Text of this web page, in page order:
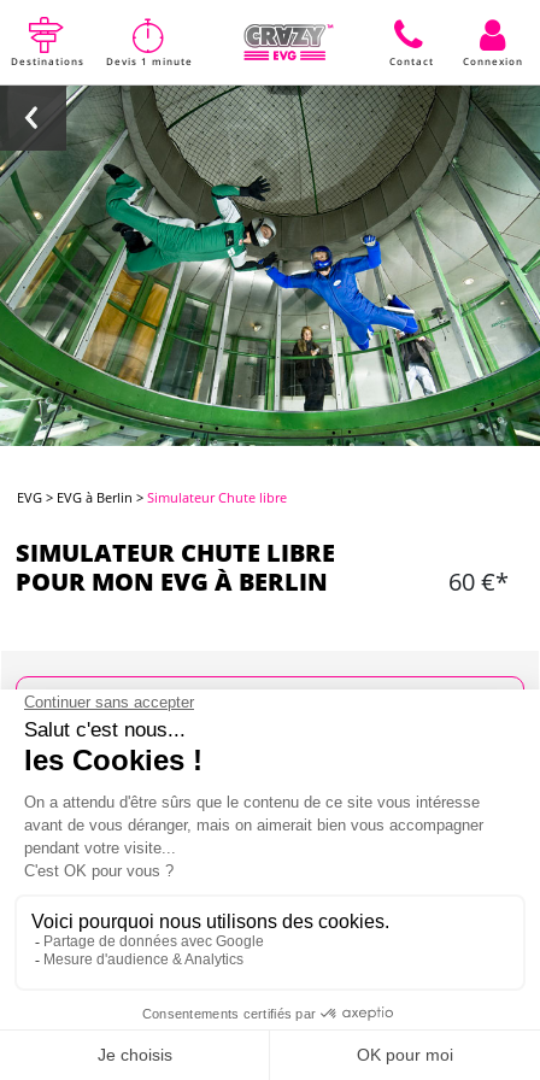
Destinations Devis 1 minute Contact Connexion
EVG > EVG à Berlin >Simulateur Chute libre
SIMULATEUR CHUTE LIBRE
POUR MON EVG À BERLIN
60 €*
CONTENU
Briefing
Equipement complet
Certificat de vol
Une boisson par personne non alcoolisée
SIMULATEUR CHUTE LIBRE À BERLIN :
Mon EVG à Berlin